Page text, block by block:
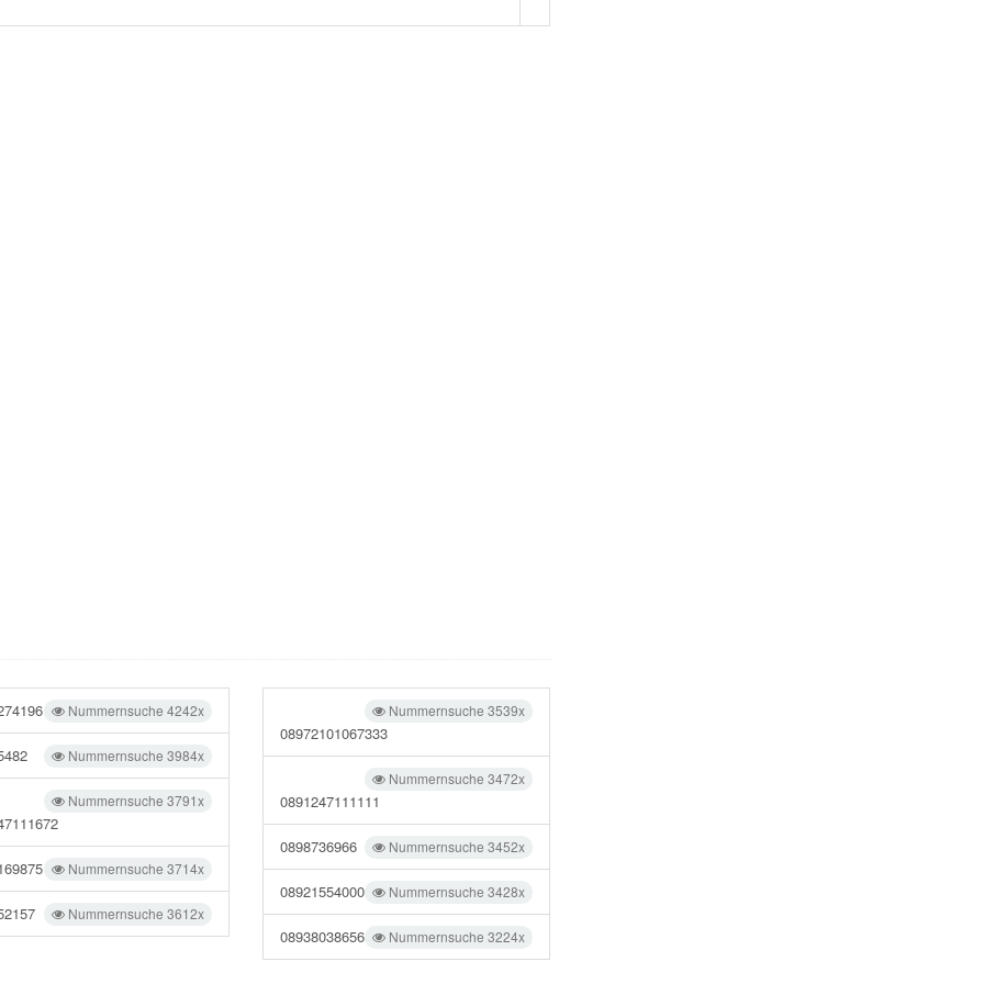
Nummernsuche 4242x
Nummernsuche 3984x
Nummernsuche 3791x
Nummernsuche 3714x
Nummernsuche 3612x
Nummernsuche 3539x
08972101067333
Nummernsuche 3472x
0891247111111
Nummernsuche 3452x
0898736966
Nummernsuche 3428x
08921554000
Nummernsuche 3224x
08938038656